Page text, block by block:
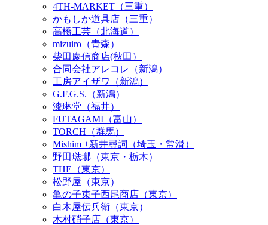
4TH-MARKET（三重）
かもしか道具店（三重）
高橋工芸（北海道）
mizuiro（青森）
柴田慶信商店(秋田）
合同会社アレコレ（新潟）
工房アイザワ（新潟）
G.F.G.S.（新潟）
漆琳堂（福井）
FUTAGAMI（富山）
TORCH（群馬）
Mishim +新井尋詞（埼玉・常滑）
野田琺瑯（東京・栃木）
THE（東京）
松野屋（東京）
亀の子束子西尾商店（東京）
白木屋伝兵衛（東京）
木村硝子店（東京）